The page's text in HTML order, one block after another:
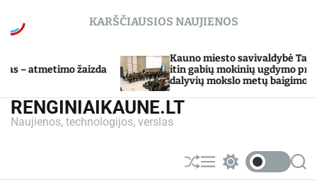
c
n
KARŠČIAUSIOS NAUJIENOS
Kauno miesto savivaldybė Tarpdisciplininio
itin gabių mokinių ugdymo programos
dalyvių mokslo metų baigimo šventė
RENGINIAIKAUNE.LT
Naujienos, technologijos, verslas
S
h
M
e w
S
e